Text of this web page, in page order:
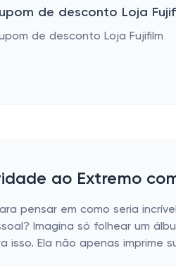
de desconto Loja
ao Extremo
pensar em como seria
Imagina só folhear um
isso. Ela não apenas